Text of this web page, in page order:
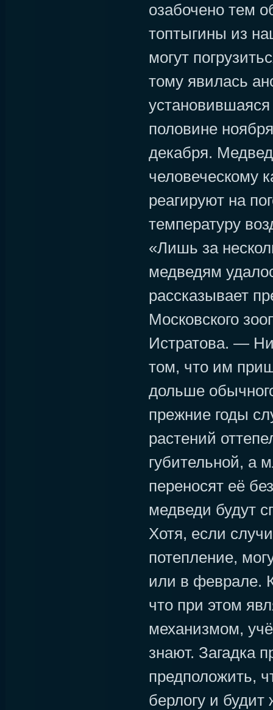
озабочено тем
топтыгины из
могут
тому явилась
половине
декабря.
человеческому
реагируют на
температуру
«Лишь за
медведям
рассказывает
Московского
Истратова. —
том, что им
дольше
прежние годы
растений
губительной, а
переносят её
медведи будут
Хотя, если
потепление,
или в феврале.
что при этом
механизмом,
знают. Загадка
предположить,
берлогу и будит